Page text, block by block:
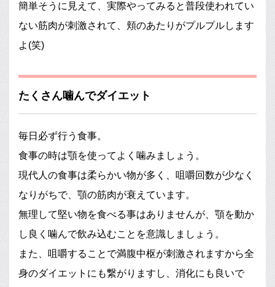
簡単そうに見えて、実際やってみると普段使われてい
ない筋肉が刺激されて、頬のあたりがプルプルします
よ(笑)
たくさん噛んでダイエット
毎日必ず行う食事。
食事の時は顎を使ってよく噛みましょう。
現代人の食事は柔らかい物が多く、咀嚼回数が少なく
なりがちで、顎の筋肉が衰えています。
無理して堅い物を食べる事はありませんが、顎を動か
し良く噛んで飲み込むことを意識しましょう。
また、咀嚼することで満腹中枢が刺激されますから全
身のダイエットにも繋がりますし、消化にも良いで